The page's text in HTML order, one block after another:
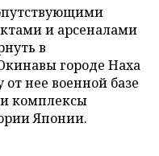
и арсеналами
в
городе Наха
нее военной базе
комплексы
Японии.